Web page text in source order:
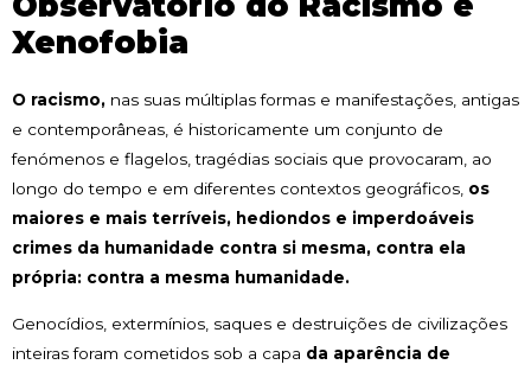
Xenofobia
O racismo, nas suas múltiplas formas e manifestações, antigas
e contemporâneas, é historicamente um conjunto de
fenómenos e flagelos, tragédias sociais que provocaram, ao
longo do tempo e em diferentes contextos geográficos, os
maiores e mais terríveis, hediondos e imperdoáveis
crimes da humanidade contra si mesma, contra ela
própria: contra a mesma humanidade.
Genocídios, extermínios, saques e destruições de civilizações
inteiras foram cometidos sob a capa da aparência de